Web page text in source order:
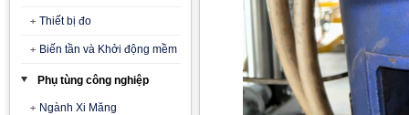
Thiết bị đo
Biến tần và Khởi động mềm
Phụ tùng công nghiệp
Ngành Xi Măng